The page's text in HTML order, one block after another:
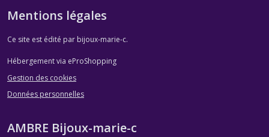
Mentions légales
Ce site est édité par bijoux-marie-c.
Hébergement via eProShopping
Gestion des cookies
Données personnelles
AMBRE Bijoux-marie-c